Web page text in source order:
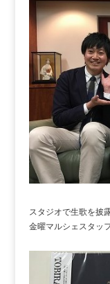
スタジオで生歌を披
金曜マルシェスタッ